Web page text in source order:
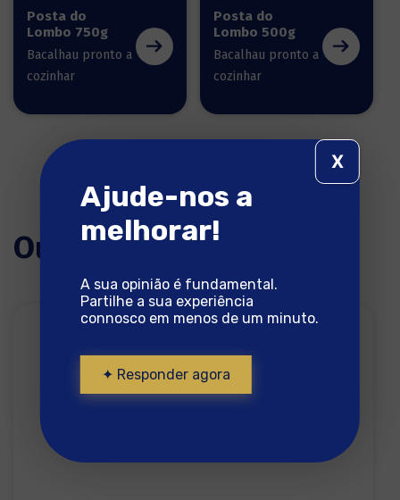
Posta do
Lombo 750g
Bacalhau pronto a
cozinhar
Posta do
Lombo 500g
Bacalhau pronto a
cozinhar
Outras receitas
Ajude-nos a
melhorar!
A sua opinião é fundamental.
Partilhe a sua experiência
connosco em menos de um minuto.
✦ Responder agora
X